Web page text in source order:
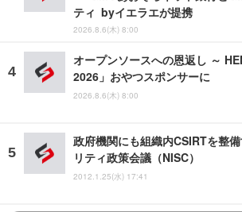
ティ byイエラエが提携
2026.8.6(木) 8:00
オープンソースへの恩返し ～
2026」おやつスポンサーに
2026.8.6(木) 8:00
政府機関にも組織内CSIRTを整
リティ政策会議（NISC）
2012.1.25(水) 17:41